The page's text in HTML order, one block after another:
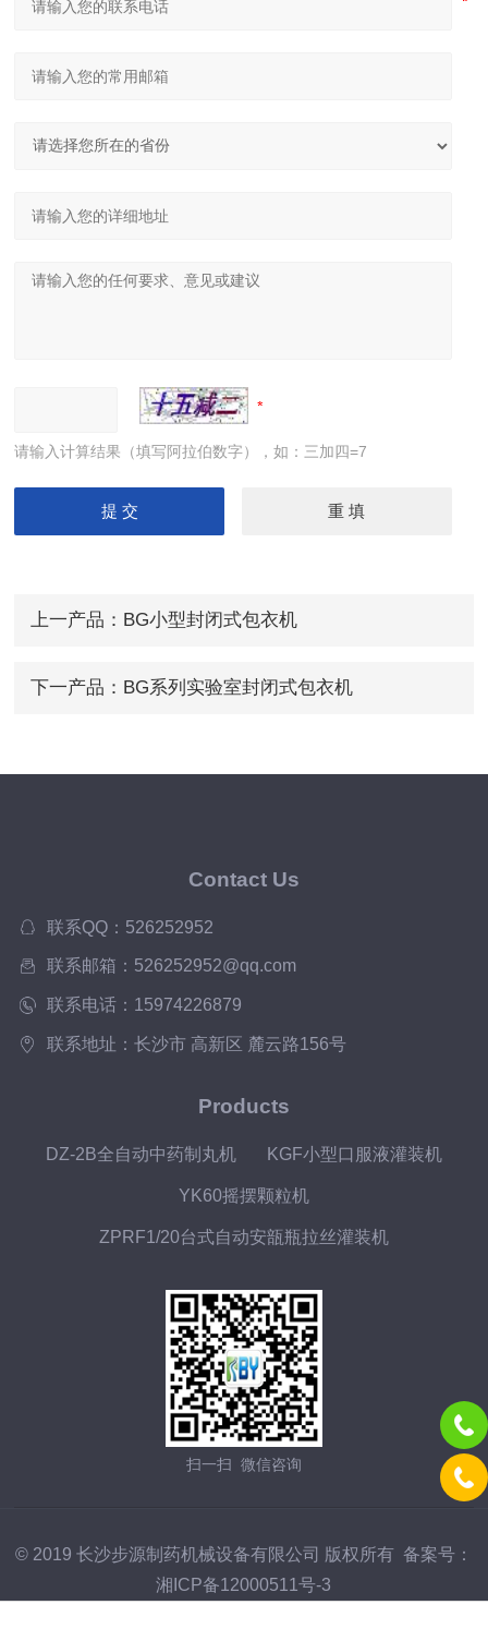
请输入计算结果（填写阿拉伯数字），如：三加四=7
上一产品： BG小型封闭式包衣机
下一产品： BG系列实验室封闭式包衣机
Contact Us
联系QQ：526252952
联系邮箱：526252952@qq.com
联系电话：15974226879
联系地址：长沙市 高新区 麓云路156号
Products
DZ-2B全自动中药制丸机 KGF小型口服液灌装机
YK60摇摆颗粒机
ZPRF1/20台式自动安瓿瓶拉丝灌装机
扫一扫 微信咨询
© 2019 长沙步源制药机械设备有限公司 版权所有 备案号：
湘ICP备12000511号-3